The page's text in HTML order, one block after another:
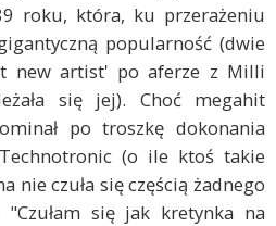
roku, która, ku przerażeniu
popularność (dwie
new artist' po aferze z Milli
się jej). Choć megahit
po troszkę dokonania
(o ile ktoś takie
nie czuła się częścią żadnego
się jak kretynka na